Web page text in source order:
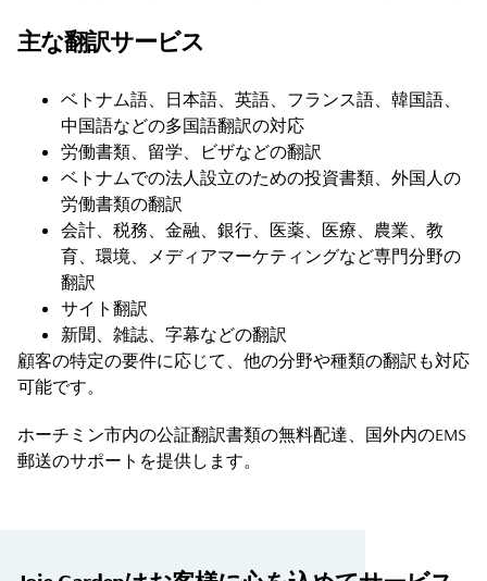
主な翻訳サービス
ベトナム語、日本語、英語、フランス語、韓国語、
中国語などの多国語翻訳の対応
労働書類、留学、ビザなどの翻訳
ベトナムでの法人設立のための投資書類、外国人の
労働書類の翻訳
会計、税務、金融、銀行、医薬、医療、農業、教
育、環境、メディアマーケティングなど専門分野の
翻訳
サイト翻訳
新聞、雑誌、字幕などの翻訳
顧客の特定の要件に応じて、他の分野や種類の翻訳も対応
可能です。
ホーチミン市内の公証翻訳書類の無料配達、国外内のEMS
郵送のサポートを提供します。